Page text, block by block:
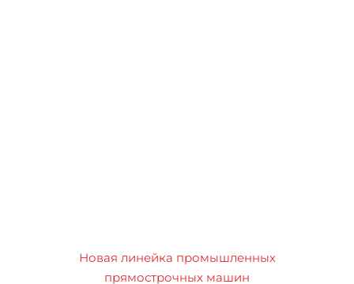
Новая линейка промышленных
прямострочных машин